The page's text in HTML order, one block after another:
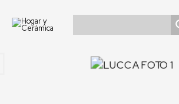
contenido
de
entradas